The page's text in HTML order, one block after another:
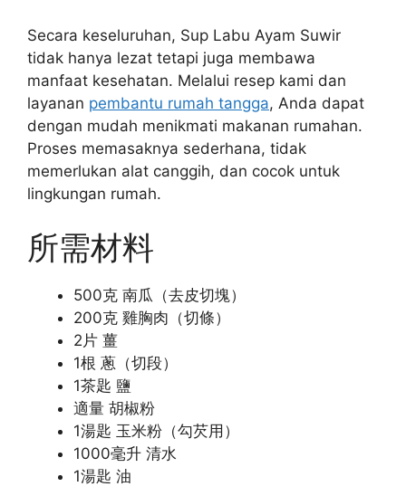
Secara keseluruhan, Sup Labu Ayam Suwir
tidak hanya lezat tetapi juga membawa
manfaat kesehatan. Melalui resep kami dan
layanan pembantu rumah tangga, Anda dapat
dengan mudah menikmati makanan rumahan.
Proses memasaknya sederhana, tidak
memerlukan alat canggih, dan cocok untuk
lingkungan rumah.
所需材料
500克 南瓜（去皮切塊）
200克 雞胸肉（切條）
2片 薑
1根 蔥（切段）
1茶匙 鹽
適量 胡椒粉
1湯匙 玉米粉（勾芡用）
1000毫升 清水
1湯匙 油